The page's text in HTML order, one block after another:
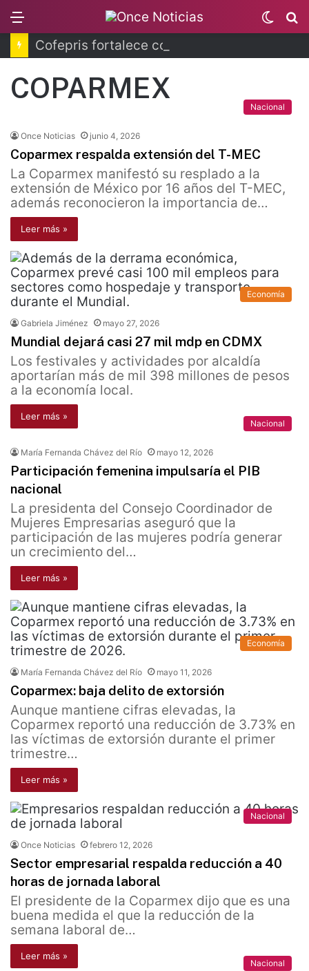
Switch
skin
COPARMEX
Nacional
Once Noticias junio 4, 2026
Coparmex respalda extensión del T-MEC
La Coparmex manifestó su resplado a la
extensión de México por 16 años del T-MEC,
además reconocieron la importancia de…
Leer más »
Economía
Gabriela Jiménez mayo 27, 2026
Mundial dejará casi 27 mil mdp en CDMX
Los festivales y actividades por alcaldía
aportarían más de mil 398 millones de pesos
a la economía local.
Leer más »
Nacional
María Fernanda Chávez del Río mayo 12, 2026
Participación femenina impulsaría el PIB
nacional
La presidenta del Consejo Coordinador de
Mujeres Empresarias aseguró que la
participación de las mujeres podría generar
un crecimiento del…
Leer más »
Economía
María Fernanda Chávez del Río mayo 11, 2026
Coparmex: baja delito de extorsión
Aunque mantiene cifras elevadas, la
Coparmex reportó una reducción de 3.73% en
las víctimas de extorsión durante el primer
trimestre…
Leer más »
Nacional
Once Noticias febrero 12, 2026
Sector empresarial respalda reducción a 40
horas de jornada laboral
El presidente de la Coparmex dijo que es una
buena medida el que la reducción de la
semana laboral de…
Leer más »
Nacional